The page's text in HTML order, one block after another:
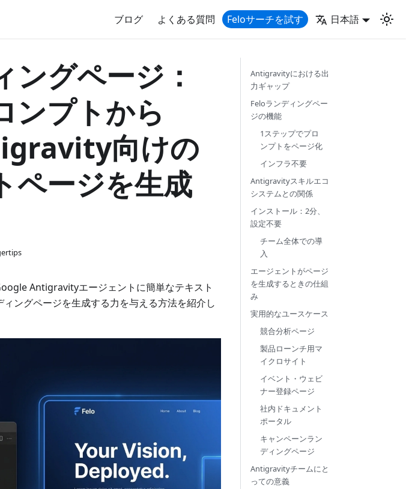
ブログ よくある質問 Feloサーチを試す 日本語
ングページ：
ンプトから
向けの
ページを生成
Antigravityエージェントに簡単なテキスト
ングページを生成する力を与える方法を紹介し
Antigravityにおける出
力ギャップ
Feloランディングペー
ジの機能
1ステップでプロ
ンプトをページ化
インフラ不要
Antigravityスキルエコ
システムとの関係
インストール：2分、
設定不要
チーム全体での導
入
エージェントがページ
を生成するときの仕組
み
実用的なユースケース
競合分析ページ
製品ローンチ用マ
イクロサイト
イベント・ウェビ
ナー登録ページ
社内ドキュメント
ポータル
キャンペーンラン
ディングページ
Antigravityチームにと
っての意義